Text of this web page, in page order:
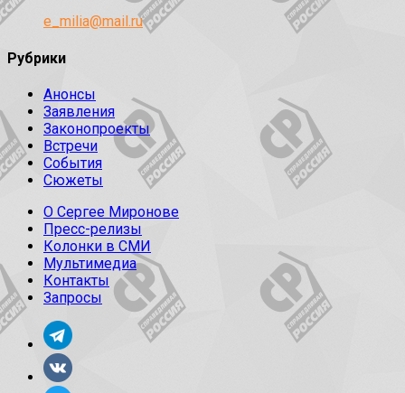
e_milia@mail.ru
Рубрики
Анонсы
Заявления
Законопроекты
Встречи
События
Сюжеты
О Сергее Миронове
Пресс-релизы
Колонки в СМИ
Мультимедиа
Контакты
Запросы